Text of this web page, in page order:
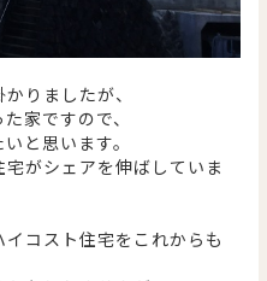
りましたが、
家ですので、
と思います。
がシェアを伸ばしていま
コスト住宅をこれからも